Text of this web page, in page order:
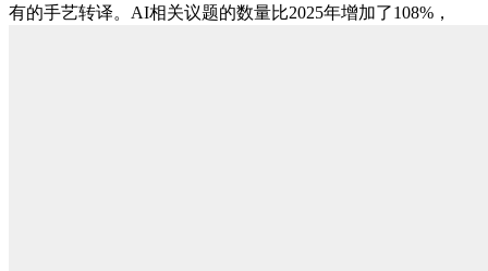
有的手艺转译。AI相关议题的数量比2025年增加了108%，